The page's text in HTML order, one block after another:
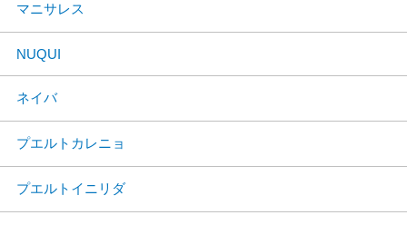
マニサレス
NUQUI
ネイバ
プエルトカレニョ
プエルトイニリダ